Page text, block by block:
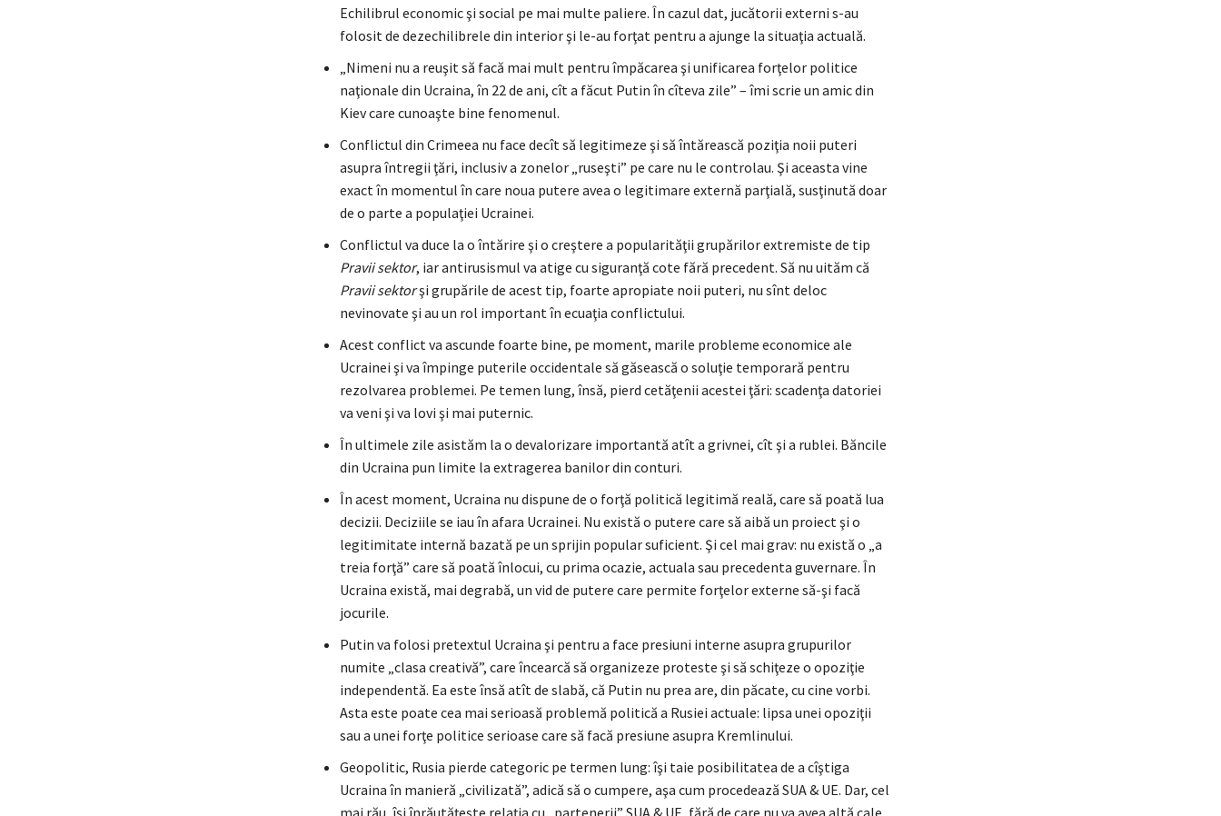
Echilibrul economic şi social pe mai multe paliere. În cazul dat, jucătorii externi s-au
folosit de dezechilibrele din interior şi le-au forţat pentru a ajunge la situaţia actuală.
„Nimeni nu a reuşit să facă mai mult pentru împăcarea şi unificarea forţelor politice
naţionale din Ucraina, în 22 de ani, cît a făcut Putin în cîteva zile” – îmi scrie un amic din
Kiev care cunoaşte bine fenomenul.
Conflictul din Crimeea nu face decît să legitimeze şi să întărească poziţia noii puteri
asupra întregii ţări, inclusiv a zonelor „ruseşti” pe care nu le controlau. Şi aceasta vine
exact în momentul în care noua putere avea o legitimare externă parţială, susţinută doar
de o parte a populaţiei Ucrainei.
Conflictul va duce la o întărire şi o creştere a popularităţii grupărilor extremiste de tip
Pravii sektor, iar antirusismul va atige cu siguranţă cote fără precedent. Să nu uităm că
Pravii sektorşi grupările de acest tip, foarte apropiate noii puteri, nu sînt deloc
nevinovate şi au un rol important în ecuaţia conflictului.
Acest conflict va ascunde foarte bine, pe moment, marile probleme economice ale
Ucrainei şi va împinge puterile occidentale să găsească o soluţie temporară pentru
rezolvarea problemei. Pe temen lung, însă, pierd cetăţenii acestei ţări: scadenţa datoriei
va veni şi va lovi şi mai puternic.
În ultimele zile asistăm la o devalorizare importantă atît a grivnei, cît şi a rublei. Băncile
din Ucraina pun limite la extragerea banilor din conturi.
În acest moment, Ucraina nu dispune de o forţă politică legitimă reală, care să poată lua
decizii. Deciziile se iau în afara Ucrainei. Nu există o putere care să aibă un proiect şi o
legitimitate internă bazată pe un sprijin popular suficient. Şi cel mai grav: nu există o „a
treia forţă” care să poată înlocui, cu prima ocazie, actuala sau precedenta guvernare. În
Ucraina există, mai degrabă, un vid de putere care permite forţelor externe să-şi facă
jocurile.
Putin va folosi pretextul Ucraina şi pentru a face presiuni interne asupra grupurilor
numite „clasa creativă”, care încearcă să organizeze proteste şi să schiţeze o opoziţie
independentă. Ea este însă atît de slabă, că Putin nu prea are, din păcate, cu cine vorbi.
Asta este poate cea mai serioasă problemă politică a Rusiei actuale: lipsa unei opoziţii
sau a unei forţe politice serioase care să facă presiune asupra Kremlinului.
Geopolitic, Rusia pierde categoric pe termen lung: îşi taie posibilitatea de a cîştiga
Ucraina în manieră „civilizată”, adică să o cumpere, aşa cum procedează SUA & UE. Dar, cel
mai rău, îşi înrăutăţeşte relaţia cu „partenerii” SUA & UE, fără de care nu va avea altă cale